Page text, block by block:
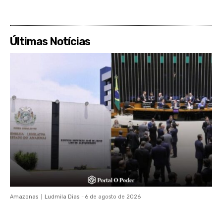
Últimas Notícias
Amazonas Ludmila Dias - 6 de agosto de 2026